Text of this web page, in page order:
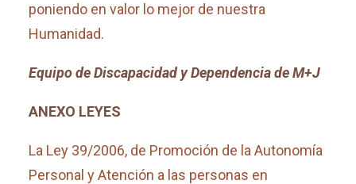
poniendo en valor lo mejor de nuestra
Humanidad.
Equipo de Discapacidad y Dependencia de M+J
ANEXO LEYES
La Ley 39/2006, de Promoción de la Autonomía
Personal y Atención a las personas en